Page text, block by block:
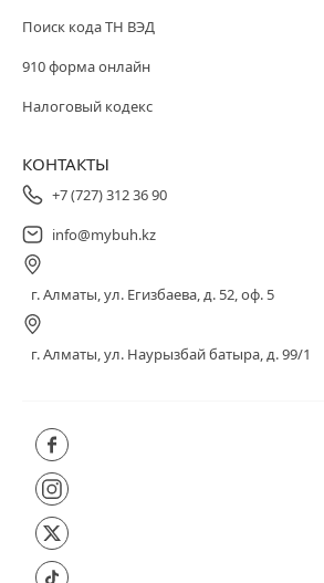
Поиск кода ТН ВЭД
910 форма онлайн
Налоговый кодекс
КОНТАКТЫ
+7 (727) 312 36 90
info@mybuh.kz
г. Алматы, ул. Егизбаева, д. 52, оф. 5
г. Алматы, ул. Наурызбай батыра, д. 99/1